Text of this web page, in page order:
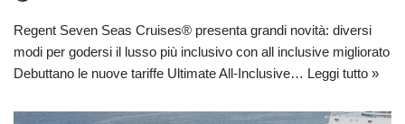
Regent Seven Seas Cruises® presenta grandi novità: diversi
modi per godersi il lusso più inclusivo con all inclusive migliorato
Debuttano le nuove tariffe Ultimate All-Inclusive… Leggi tutto »